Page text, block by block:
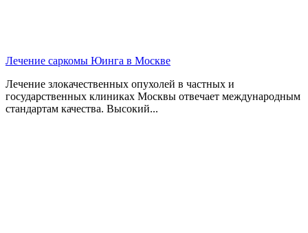
Лечение саркомы Юинга в Москве
Лечение злокачественных опухолей в частных и
государственных клиниках Москвы отвечает международным
стандартам качества. Высокий...